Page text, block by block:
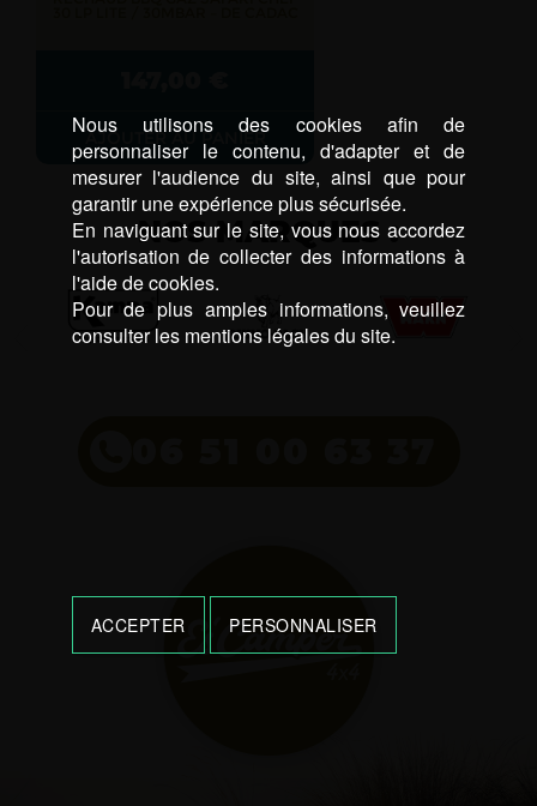
AJOUTER AU PANIER
NOS MARQUES :
Nous utilisons des cookies afin de
personnaliser le contenu, d'adapter et de
mesurer l'audience du site, ainsi que pour
garantir une expérience plus sécurisée.
En naviguant sur le site, vous nous accordez
l'autorisation de collecter des informations à
l'aide de cookies.
Pour de plus amples informations, veuillez
consulter les mentions légales du site.
ACCEPTER PERSONNALISER